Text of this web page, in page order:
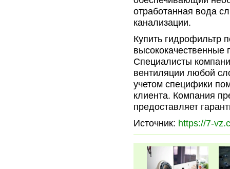
отработанная вода
канализации.
Купить гидрофильтр
Специалисты
вентиляции любой
учетом специфики
клиента. Компания
предоставляет
Источник: https://7-